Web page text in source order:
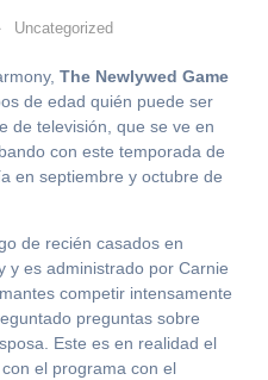
Uncategorized
The Newlywed Game
de edad quién puede ser
de televisión, que se ve en
con este temporada de
en septiembre y octubre de
de recién casados ​​en
y es administrado por Carnie
competir intensamente
preguntas sobre
Este es en realidad el
el programa con el